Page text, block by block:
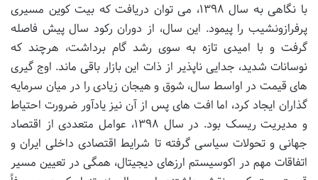
با نگاهی به سال ۱۳۹۸، می توان دریافت که بیت کوین مسیری
پرفرازونشیب را پیمود. این سال، از دوران رکود سال پیش فاصله
گرفت و با امیدی تازه به سوی رشد گام برداشت، هرچند که
نوسانات شدید، جدایی ناپذیر از ذات این بازار باقی ماند. اوج گیری
های قیمت در اواسط سال، شوق و هیجان زیادی را در میان سرمایه
گذاران ایجاد کرد، اما افت های پس از آن نیز یادآور ضرورت احتیاط
و مدیریت ریسک بود. در سال ۱۳۹۸، عوامل متعددی از اقتصاد
جهانی و تحولات سیاسی گرفته تا شرایط اقتصادی داخلی ایران و
اتفاقات مهم در اکوسیستم ارزهای دیجیتال، همگی در تعیین مسیر